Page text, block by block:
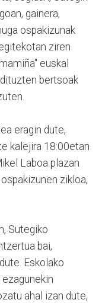
gainera,
ospakizunak
ziren
euskal
bertsoak
eragin dute,
kalejira 18:00etan
Laboa plazan
zikloa,
Sutegiko
bai,
Eskolako
ahal izan dute,